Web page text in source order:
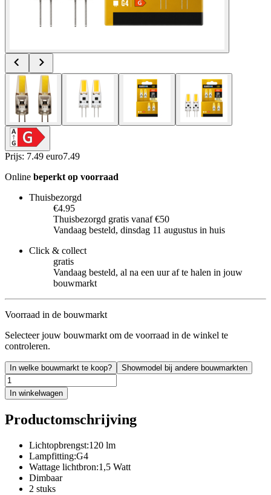
Prijs: 7.49 euro7.49
Online beperkt op voorraad
Thuisbezorgd
€4.95
Thuisbezorgd gratis vanaf €50
Vandaag besteld, dinsdag 11 augustus in huis
Click & collect
gratis
Vandaag besteld, al na een uur af te halen in jouw
bouwmarkt
Voorraad in de bouwmarkt
Selecteer jouw bouwmarkt om de voorraad in de winkel te
controleren.
In welke bouwmarkt te koop? Showmodel bij andere bouwmarkten
In winkelwagen
Productomschrijving
Lichtopbrengst:120 lm
Lampfitting:G4
Wattage lichtbron:1,5 Watt
Dimbaar
2 stuks